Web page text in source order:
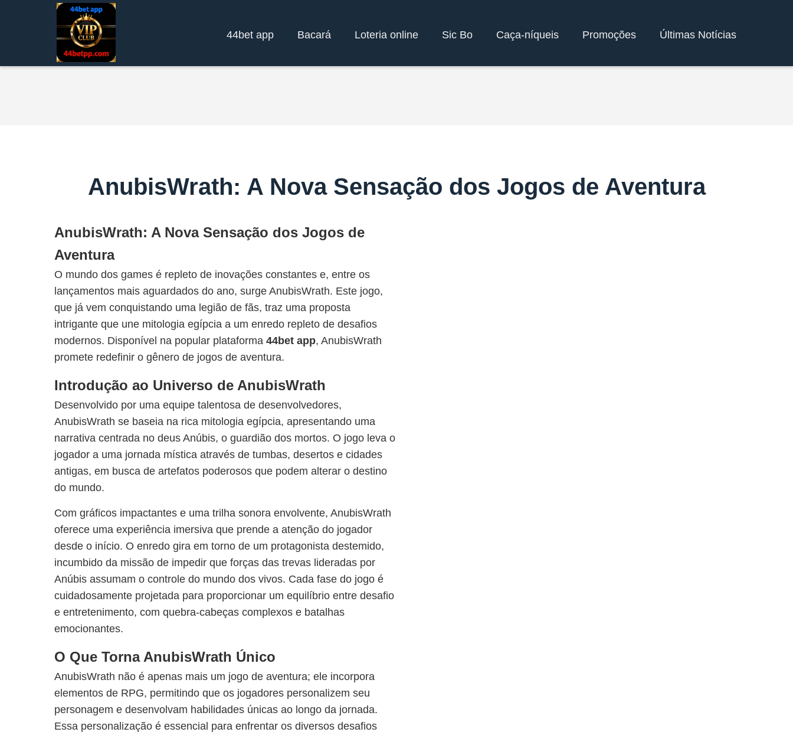
44bet app Bacará Loteria online Sic Bo Caça-níqueis Promoções Últimas Notícias
AnubisWrath: A Nova Sensação dos Jogos de Aventura
AnubisWrath: A Nova Sensação dos Jogos de
Aventura
O mundo dos games é repleto de inovações constantes e, entre os
lançamentos mais aguardados do ano, surge AnubisWrath. Este jogo,
que já vem conquistando uma legião de fãs, traz uma proposta
intrigante que une mitologia egípcia a um enredo repleto de desafios
modernos. Disponível na popular plataforma 44bet app, AnubisWrath
promete redefinir o gênero de jogos de aventura.
Introdução ao Universo de AnubisWrath
Desenvolvido por uma equipe talentosa de desenvolvedores,
AnubisWrath se baseia na rica mitologia egípcia, apresentando uma
narrativa centrada no deus Anúbis, o guardião dos mortos. O jogo leva o
jogador a uma jornada mística através de tumbas, desertos e cidades
antigas, em busca de artefatos poderosos que podem alterar o destino
do mundo.
Com gráficos impactantes e uma trilha sonora envolvente, AnubisWrath
oferece uma experiência imersiva que prende a atenção do jogador
desde o início. O enredo gira em torno de um protagonista destemido,
incumbido da missão de impedir que forças das trevas lideradas por
Anúbis assumam o controle do mundo dos vivos. Cada fase do jogo é
cuidadosamente projetada para proporcionar um equilíbrio entre desafio
e entretenimento, com quebra-cabeças complexos e batalhas
emocionantes.
O Que Torna AnubisWrath Único
AnubisWrath não é apenas mais um jogo de aventura; ele incorpora
elementos de RPG, permitindo que os jogadores personalizem seu
personagem e desenvolvam habilidades únicas ao longo da jornada.
Essa personalização é essencial para enfrentar os diversos desafios